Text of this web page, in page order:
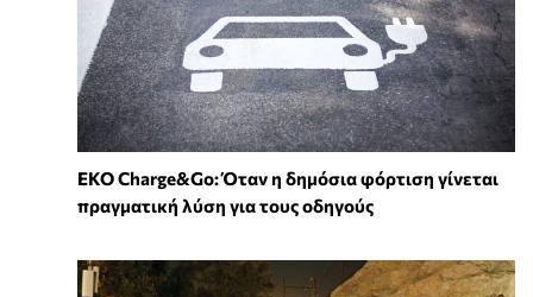
EKO Charge&Go: Όταν η δημόσια φόρτιση γίνεται
πραγματική λύση για τους οδηγούς